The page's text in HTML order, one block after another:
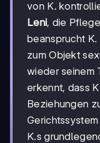
von K.
Leni, die
beansprucht K.
zum Objekt
wieder seinem
erkennt, dass
Beziehungen
K.s